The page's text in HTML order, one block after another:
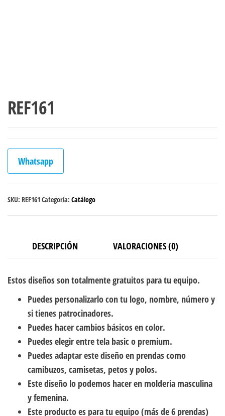
REF161
Whatsapp
SKU: REF161 Categoría: Catálogo
DESCRIPCIÓN VALORACIONES (0)
Estos diseños son totalmente gratuitos para tu equipo.
Puedes personalizarlo con tu logo, nombre, número y
si tienes patrocinadores.
Puedes hacer cambios básicos en color.
Puedes elegir entre tela basic o premium.
Puedes adaptar este diseño en prendas como
camibuzos, camisetas, petos y polos.
Este diseño lo podemos hacer en molderia masculina
y femenina.
Este producto es para tu equipo (más de 6 prendas)